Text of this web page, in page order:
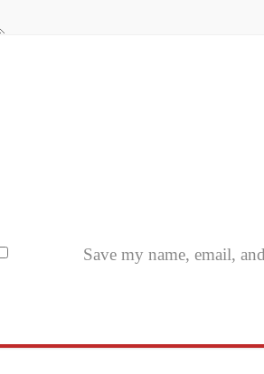
Save my name, email,